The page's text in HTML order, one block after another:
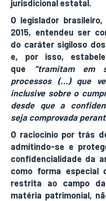
jurisdicional estatal.
O legislador
2015, entendeu ser
do caráter sigiloso
e, por isso,
que “tramitam em
processos (…) que
inclusive sobre o
desde que a
seja comprovada
O raciocínio por trás
admitindo-se e
confidencialidade da
como forma especial
restrita ao campo
matéria patrimonial,